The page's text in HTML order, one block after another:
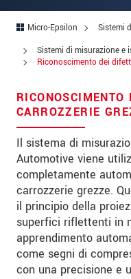
Micro-Epsilon
Sistemi
Sistemi di misurazione e
Riconoscimento dei
CARROZZERIE
Il sistema di
Automotive viene
completamente
carrozzerie grezze.
il principio della
superfici riflettenti in
apprendimento
come segni di
con una precisione e
Codice postale
Città*
Paese*
E-mail
Messaggio*
Vi prego di
innovazioni